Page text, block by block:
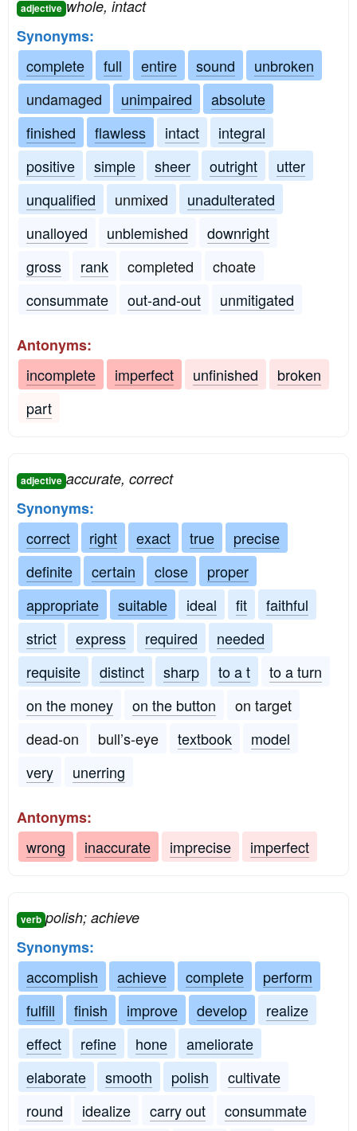
adjective whole, intact
Synonyms:
complete
full entire sound
unbroken
undamaged
unimpaired
absolute
finished
flawless intact
integral
positive
simple sheer outright
utter
unqualified
unmixed
unadulterated
unalloyed
unblemished
downright
gross
rank completed
choate
consummate
out-and-out unmitigated
Antonyms:
incomplete
imperfect unfinished
broken
part
adjective accurate, correct
Synonyms:
correct
right exact true
precise
definite
certain close
proper
appropriate
suitable ideal fit
faithful
strict
express required
needed
requisite
distinct sharp to a t
to a turn
on the money
on the button
on target
dead-on
bull’s-eye textbook
model
very
unerring
Antonyms:
wrong
inaccurate imprecise imperfect
verb polish; achieve
Synonyms:
accomplish
achieve complete
perform
fulfill
finish improve develop
realize
effect
refine hone
ameliorate
elaborate
smooth polish
cultivate
round
idealize carry out
consummate